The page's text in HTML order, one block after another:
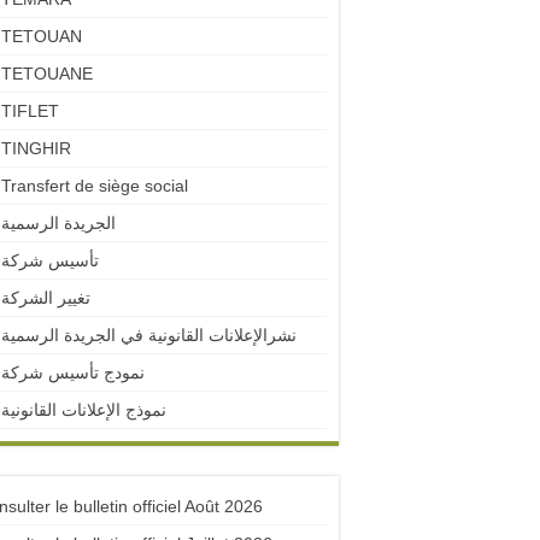
TETOUAN
TETOUANE
TIFLET
TINGHIR
Transfert de siège social
الجريدة الرسمية
تأسيس شركة
تغيير الشركة
نشرالإعلانات القانونية في الجريدة الرسمية
نمودج تأسيس شركة
نموذج الإعلانات القانونية
le bulletin officiel Août 2026